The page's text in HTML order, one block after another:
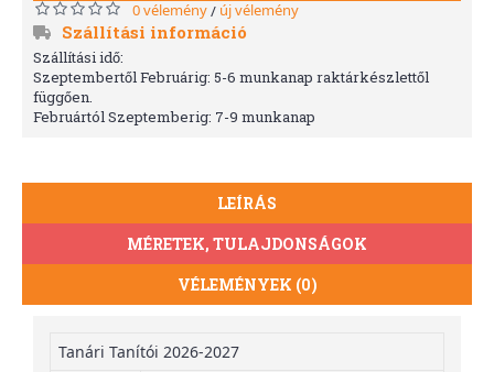
0 vélemény/ új vélemény
Szállítási információ
Szállítási idő:
Szeptembertől Februárig: 5-6 munkanap raktárkészlettől
függően.
Februártól Szeptemberig: 7-9 munkanap
LEÍRÁS
MÉRETEK, TULAJDONSÁGOK
VÉLEMÉNYEK (0)
Tanári Tanítói 2026-2027